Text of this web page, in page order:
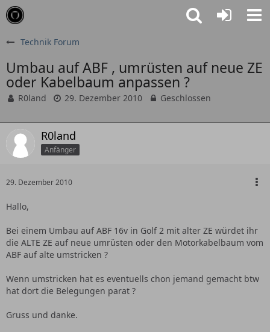
Technik Forum
Umbau auf ABF , umrüsten auf neue ZE
oder Kabelbaum anpassen ?
R0land 29. Dezember 2010 Geschlossen
R0land
Anfänger
29. Dezember 2010
Hallo,
Bei einem Umbau auf ABF 16v in Golf 2 mit alter ZE würdet ihr
die ALTE ZE auf neue umrüsten oder den Motorkabelbaum vom
ABF auf alte umstricken ?
Wenn umstricken hat es eventuells chon jemand gemacht btw
hat dort die Belegungen parat ?
Gruss und danke.